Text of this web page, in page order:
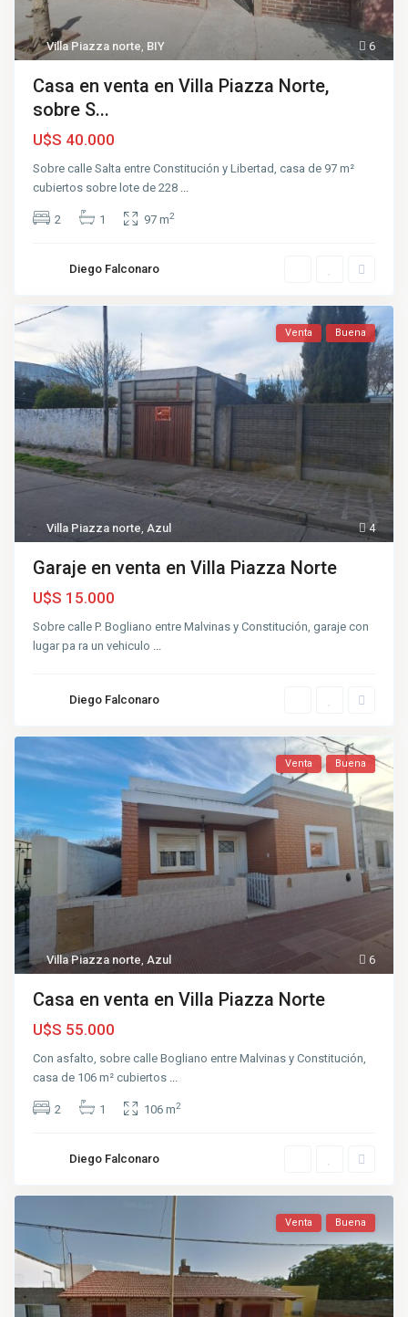
6
Villa Piazza norte BIY
Casa en venta en Villa Piazza Norte,
sobre S...
U$S 40.000
Sobre calle Salta entre Constitución y Libertad, casa de 97 m²
cubiertos sobre lote de 228
2 1 97 m2
Diego Falconaro
4
Villa Piazza norte,Azul
Venta Buena
Garaje en venta en Villa Piazza Norte
U$S 15.000
Sobre calle P. Bogliano entre Malvinas y Constitución, garaje con
lugar pa ra un vehiculo ...
Diego Falconaro
6
Villa Piazza norte,Azul
Venta Buena
Casa en venta en Villa Piazza Norte
U$S 55.000
Con asfalto, sobre calle Bogliano entre Malvinas y Constitución,
casa de 106 m² cubiertos ...
2 1 106 m2
Diego Falconaro
Venta Buena